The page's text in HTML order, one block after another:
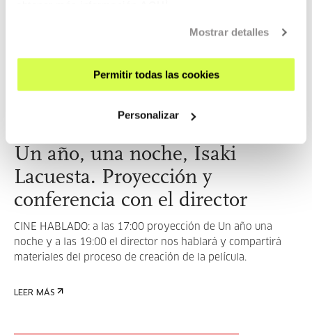
Mostrar detalles
Permitir todas las cookies
Personalizar
Sesión cortometrajes inéditos de Isaki Lacuesta.
Un año, una noche, Isaki
Lacuesta. Proyección y
conferencia con el director
CINE HABLADO: a las 17:00 proyección de Un año una
noche y a las 19:00 el director nos hablará y compartirá
materiales del proceso de creación de la película.
LEER MÁS